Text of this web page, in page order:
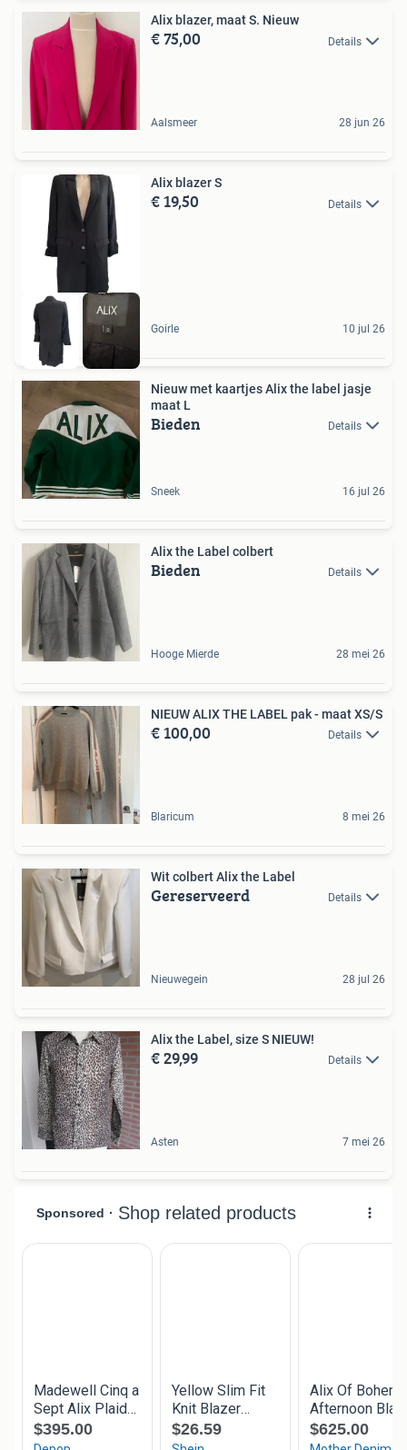
Alix blazer, maat S. Nieuw
€ 75,00 Details
Aalsmeer 28 jun 26
Alix blazer S
€ 19,50 Details
Goirle 10 jul 26
Nieuw met kaartjes Alix the label jasje
maat L
Bieden Details
Sneek 16 jul 26
Alix the Label colbert
Bieden Details
Hooge Mierde 28 mei 26
NIEUW ALIX THE LABEL pak - maat XS/S
€ 100,00 Details
Blaricum 8 mei 26
Wit colbert Alix the Label
Gereserveerd Details
Nieuwegein 28 jul 26
Alix the Label, size S NIEUW!
€ 29,99 Details
Asten 7 mei 26